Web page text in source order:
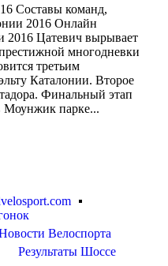
Составы команд,
2016 Онлайн
2016 Цатевич вырывает
многодневки
третьим
Каталонии. Второе
Финальный этап
Моунжик парке...
Велоспорта
Результаты Шоссе